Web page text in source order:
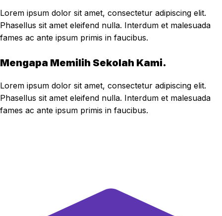
Lorem ipsum dolor sit amet, consectetur adipiscing elit.
Phasellus sit amet eleifend nulla. Interdum et malesuada
fames ac ante ipsum primis in faucibus.
Mengapa Memilih Sekolah Kami.
Lorem ipsum dolor sit amet, consectetur adipiscing elit.
Phasellus sit amet eleifend nulla. Interdum et malesuada
fames ac ante ipsum primis in faucibus.